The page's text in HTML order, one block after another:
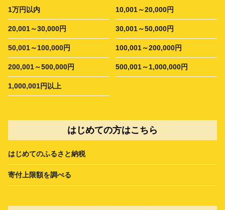
1万円以内 10,001～20,000円
20,001～30,000円 30,001～50,000円
50,001～100,000円 100,001～200,000円
200,001～500,000円 500,001～1,000,000円
1,000,001円以上
はじめての方はこちら
はじめてのふるさと納税
寄付上限額を調べる